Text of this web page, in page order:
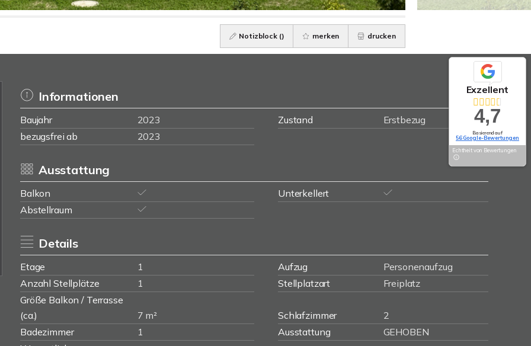
Notizblock () merken drucken
Informationen
Baujahr 2023 Zustand
Erstbezug
bezugsfrei ab
2023
Ausstattung
Balkon
Unterkellert
Abstellraum
Details
Etage 1 Aufzug
Personenaufzug
Anzahl Stellplätze
1 Stellplatzart
Freiplatz
Größe Balkon / Terrasse
(ca.)
7 m² Schlafzimmer
2
Badezimmer
1 Ausstattung
GEHOBEN
Exzellent
4,7
Basierend auf
56 Google-Bewertungen
Echtheit von Bewertungen